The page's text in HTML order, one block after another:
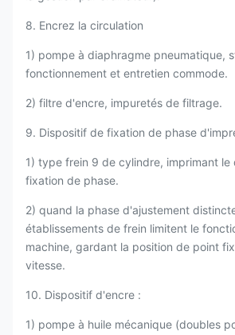
8. Encrez la circulation
1) pompe à diaphragme pneumatique,
fonctionnement et entretien commode.
2) filtre d'encre, impuretés de filtrage.
9. Dispositif de fixation de phase
1) type frein 9 de cylindre, imprimant le
fixation de phase.
2) quand la phase d'ajustement
établissements de frein limitent le
machine, gardant la position de point
vitesse.
10. Dispositif d'encre :
1) pompe à huile mécanique (doubles